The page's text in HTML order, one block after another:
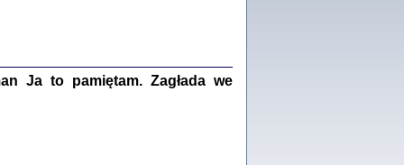
Ja to pamiętam. Zagłada we